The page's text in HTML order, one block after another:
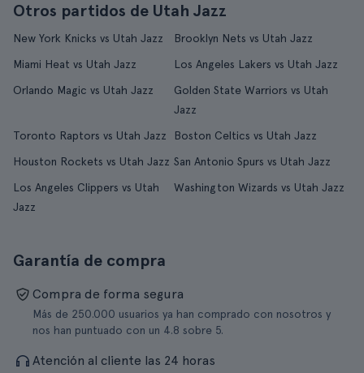
Otros partidos de Utah Jazz
New York Knicks vs Utah Jazz
Brooklyn Nets vs Utah Jazz
Miami Heat vs Utah Jazz
Los Angeles Lakers vs Utah Jazz
Orlando Magic vs Utah Jazz
Golden State Warriors vs Utah
Jazz
Toronto Raptors vs Utah Jazz
Boston Celtics vs Utah Jazz
Houston Rockets vs Utah Jazz San Antonio Spurs vs Utah Jazz
Los Angeles Clippers vs Utah
Jazz
Washington Wizards vs Utah Jazz
Garantía de compra
Compra de forma segura
Más de 250.000 usuarios ya han comprado con nosotros y
nos han puntuado con un 4.8 sobre 5.
Atención al cliente las 24 horas